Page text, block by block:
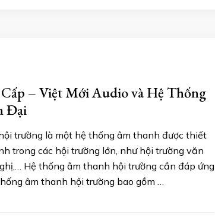
– Việt Mới Audio và Hệ Thống
Đại
trường là một hệ thống âm thanh được thiết
trong các hội trường lớn, như hội trường văn
Hệ thống âm thanh hội trường cần đáp ứng
âm thanh hội trường bao gồm …